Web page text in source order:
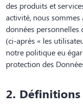
des produits et
activité, nous
données personnelles
(ci-après « les
notre politique eu
protection des
2. Définitions